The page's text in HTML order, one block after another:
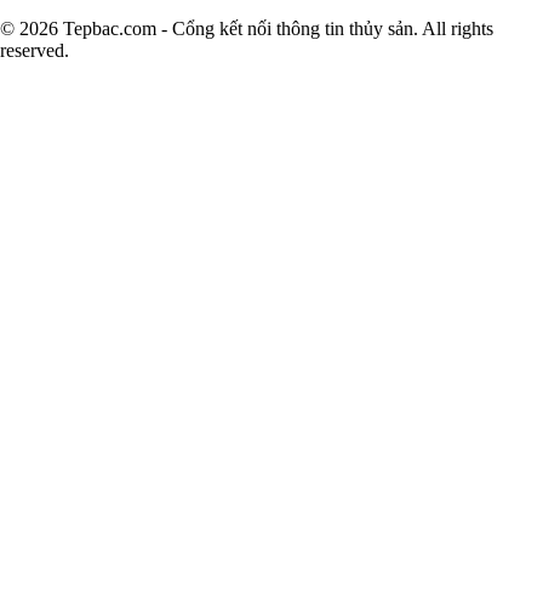
© 2026 Tepbac.com - Cổng kết nối thông tin thủy sản. All rights
reserved.